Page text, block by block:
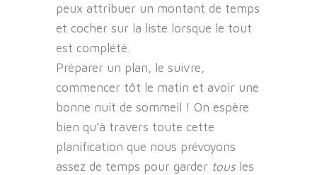
peux attribuer un montant de temps
et cocher sur la liste lorsque le tout
est complété.
Préparer un plan, le suivre,
commencer tôt le matin et avoir une
bonne nuit de sommeil ! On espère
bien qu’à travers toute cette
planification que nous prévoyons
assez de temps pour garder tousles